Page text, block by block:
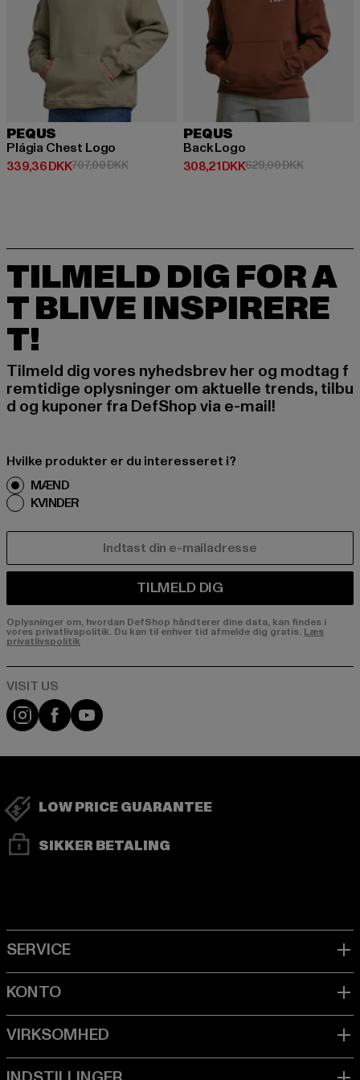
PEQUS
Plágia Chest Logo
339,36 DKK
Nuværende pris: 339,36 DKK
707,00 DKKKampagnepris: 707,00 DKK
PEQUS
Back Logo
308,21 DKK
Nuværende pris: 308,21 DKK
629,00 DKK
TILMELD DIG FOR A
T BLIVE INSPIRERE
T!
Tilmeld dig vores nyhedsbrev her og modtag f
remtidige oplysninger om aktuelle trends, tilbu
d og kuponer fra DefShop via e-mail!
Hvilke produkter er du interesseret i?
MÆND
KVINDER
TILMELD DIG
Oplysninger om, hvordan DefShop håndterer dine data, kan findes i
vores privatlivspolitik. Du kan til enhver tid afmelde dig gratis. Læs
privatlivspolitik
Visit our Instagram page:
Visit our Facebook page:
Visit our YouTube channel:
LOW PRICE GUARANTEE
SIKKER BETALING